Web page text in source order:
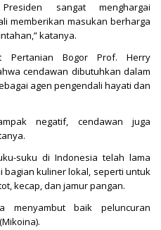
sangat menghargai
memberikan masukan berharga
katanya.
Pertanian Bogor Prof. Herry
cendawan dibutuhkan dalam
agen pengendali hayati dan
negatif, cendawan juga
suku di Indonesia telah lama
kuliner lokal, seperti untuk
kecap, dan jamur pangan.
baik peluncuran